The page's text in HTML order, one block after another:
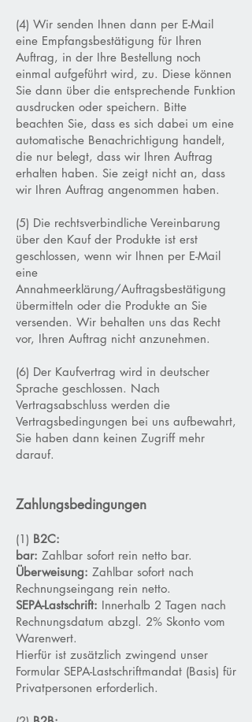
(4) Wir senden Ihnen dann per E-Mail
eine Empfangsbestätigung für Ihren
Auftrag, in der Ihre Bestellung noch
einmal aufgeführt wird, zu. Diese können
Sie dann über die entsprechende Funktion
ausdrucken oder speichern. Bitte
beachten Sie, dass es sich dabei um eine
automatische Benachrichtigung handelt,
die nur belegt, dass wir Ihren Auftrag
erhalten haben. Sie zeigt nicht an, dass
wir Ihren Auftrag angenommen haben.
(5) Die rechtsverbindliche Vereinbarung
über den Kauf der Produkte ist erst
geschlossen, wenn wir Ihnen per E-Mail
eine
Annahmeerklärung/Auftragsbestätigung
übermitteln oder die Produkte an Sie
versenden. Wir behalten uns das Recht
vor, Ihren Auftrag nicht anzunehmen.
(6) Der Kaufvertrag wird in deutscher
Sprache geschlossen. Nach
Vertragsabschluss werden die
Vertragsbedingungen bei uns aufbewahrt,
Sie haben dann keinen Zugriff mehr
darauf.
Zahlungsbedingungen
(1) B2C:
bar: Zahlbar sofort rein netto bar.
Überweisung: Zahlbar sofort nach
Rechnungseingang rein netto.
SEPA-Lastschrift: Innerhalb 2 Tagen nach
Rechnungsdatum abzgl. 2% Skonto vom
Warenwert.
Hierfür ist zusätzlich zwingend unser
Formular SEPA-Lastschriftmandat (Basis) für
Privatpersonen erforderlich.